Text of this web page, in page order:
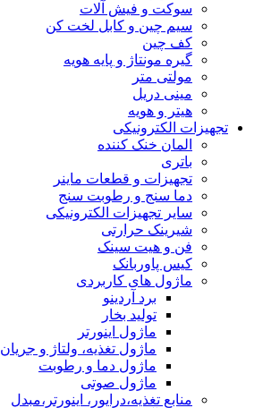
سوکت و فیش آلات
سیم چین و کابل لخت کن
کف چین
گیره مونتاژ و پایه هویه
مولتی متر
مینی دریل
هیتر و هویه
تجهیزات الکترونیکی
المان خنک کننده
باتری
تجهیزات و قطعات ماینر
دما سنج و رطوبت سنج
سایر تجهیزات الکترونیکی
شیرینک حرارتی
فن و هیت سینک
کیس پاوربانک
ماژول های کاربردی
برد آردینو
تولید بخار
ماژول اینورتر
ماژول تغذیه، ولتاژ و جریان
ماژول دما و رطوبت
ماژول صوتی
منابع تغذیه،درایور، اینورتر،مبدل